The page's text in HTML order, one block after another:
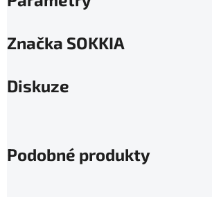
Značka SOKKIA
Diskuze
Podobné produkty